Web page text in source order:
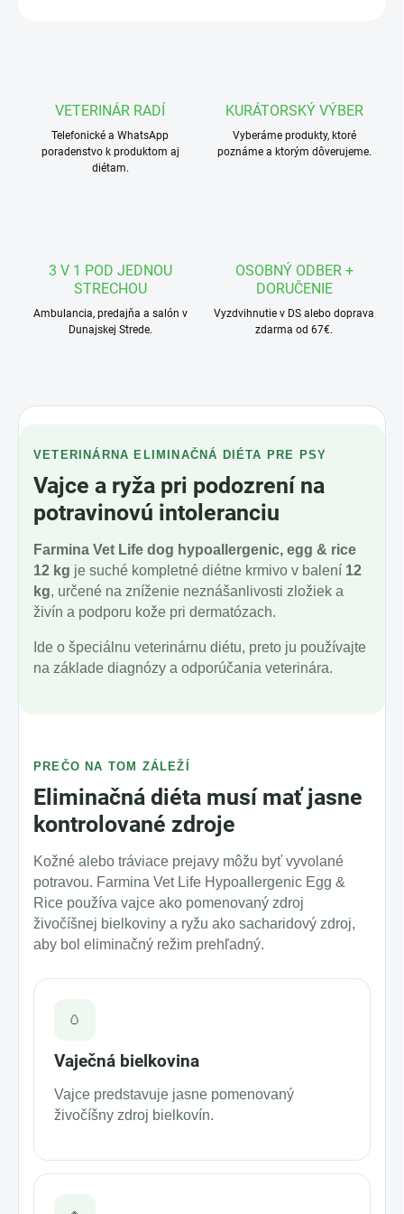
VETERINÁR RADÍ
Telefonické a WhatsApp
poradenstvo k produktom aj
diétam.
KURÁTORSKÝ VÝBER
Vyberáme produkty, ktoré
poznáme a ktorým dôverujeme.
3 V 1 POD JEDNOU
STRECHOU
Ambulancia, predajňa a salón v
Dunajskej Strede.
OSOBNÝ ODBER +
DORUČENIE
Vyzdvihnutie v DS alebo doprava
zdarma od 67€.
VETERINÁRNA ELIMINAČNÁ DIÉTA PRE PSY
Vajce a ryža pri podozrení na
potravinovú intoleranciu
Farmina Vet Life dog hypoallergenic, egg & rice
12 kg je suché kompletné diétne krmivo v balení 12
kg, určené na zníženie neznášanlivosti zložiek a
živín a podporu kože pri dermatózach.
Ide o špeciálnu veterinárnu diétu, preto ju používajte
na základe diagnózy a odporúčania veterinára.
PREČO NA TOM ZÁLEŽÍ
Eliminačná diéta musí mať jasne
kontrolované zdroje
Kožné alebo tráviace prejavy môžu byť vyvolané
potravou. Farmina Vet Life Hypoallergenic Egg &
Rice používa vajce ako pomenovaný zdroj
živočíšnej bielkoviny a ryžu ako sacharidový zdroj,
aby bol eliminačný režim prehľadný.
🥚
Vaječná bielkovina
Vajce predstavuje jasne pomenovaný
živočíšny zdroj bielkovín.